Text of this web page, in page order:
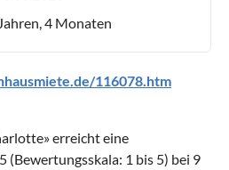
4 Monaten
116078.htm
» erreicht eine
5 (Bewertungsskala: 1 bis 5) bei 9